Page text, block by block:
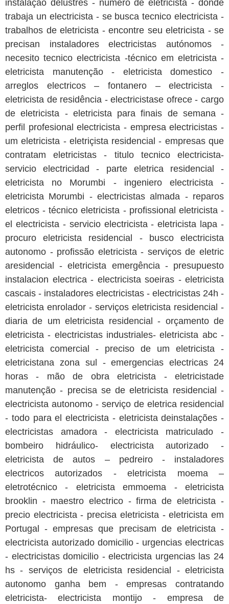
instalação delustres - numero de eletricista - donde
trabaja un electricista - se busca tecnico electricista -
trabalhos de eletricista - encontre seu eletricista - se
precisan instaladores electricistas autónomos -
necesito tecnico electricista -técnico em eletricista -
eletricista manutenção - eletricista domestico -
arreglos electricos – fontanero – electricista -
eletricista de residência - electricistase ofrece - cargo
de eletricista - eletricista para finais de semana -
perfil profesional electricista - empresa electricistas -
um eletricista - eletriçista residencial - empresas que
contratam eletricistas - titulo tecnico electricista-
servicio electricidad - parte eletrica residencial -
eletricista no Morumbi - ingeniero electricista -
eletricista Morumbi - electricistas almada - reparos
eletricos - técnico eletricista - profissional eletricista -
el electricista - servicio electricista - eletricista lapa -
procuro eletricista residencial - busco electricista
autonomo - profissão eletricista - serviços de eletric
aresidencial - eletricista emergência - presupuesto
instalacion electrica - electricista soeiras - eletricista
cascais - instaladores electricistas - electricistas 24h -
eletricista enrolador - serviços eletricista residencial -
diaria de um eletricista residencial - orçamento de
eletricista - electricistas industriales- eletricista abc -
eletricista comercial - preciso de um eletricista -
eletricistana zona sul - emergencias electricas 24
horas - mão de obra eletricista - eletricistade
manutenção - precisa se de eletricista residencial -
electricista autonomo - serviço de eletrica residencial
- todo para el electricista - eletricista deinstalações -
electricistas amadora - electricista matriculado -
bombeiro hidráulico- electricista autorizado -
eletricista de autos – pedreiro - instaladores
electricos autorizados - eletricista moema –
eletrotécnico - eletricista emmoema - eletricista
brooklin - maestro electrico - firma de eletricista -
precio electricista - precisa eletricista - eletricista em
Portugal - empresas que precisam de eletricista -
electricista autorizado domicilio - urgencias electricas
- electricistas domicilio - electricista urgencias las 24
hs - serviços de eletricista residencial - eletricista
autonomo ganha bem - empresas contratando
eletricista- electricista montijo - empresa de